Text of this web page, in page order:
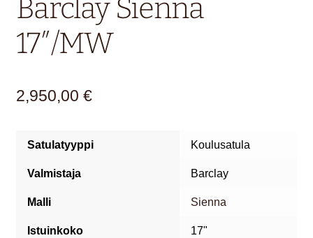
Barclay Sienna
17″/MW
2,950,00 €
Satulatyyppi Koulusatula
Valmistaja Barclay
Malli Sienna
Istuinkoko 17"